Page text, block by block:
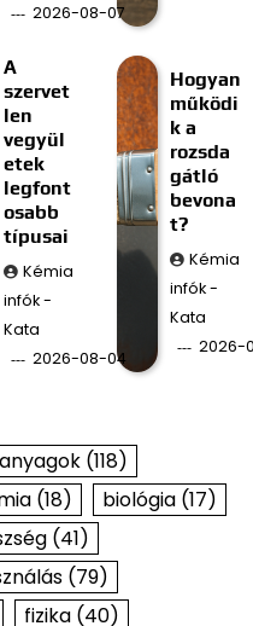
2026-08-07
A
szervet
len
vegyül
etek
legfont
osabb
típusai
Kémia
infók -
Kata
2026-08-04
Hogyan
működi
k a
rozsda
gátló
bevona
t?
Kémia
infók -
Kata
2026-
anyagok(118)
(18) biológia(17)
(41)
(79)
fizika(40)